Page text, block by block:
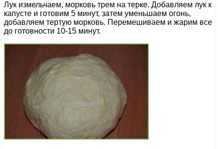
Лук измельчаем, морковь трем на терке. Добавляем лук к
капусте и готовим 5 минут, затем уменьшаем огонь,
добавляем тертую морковь. Перемешиваем и жарим все
до готовности 10-15 минут.